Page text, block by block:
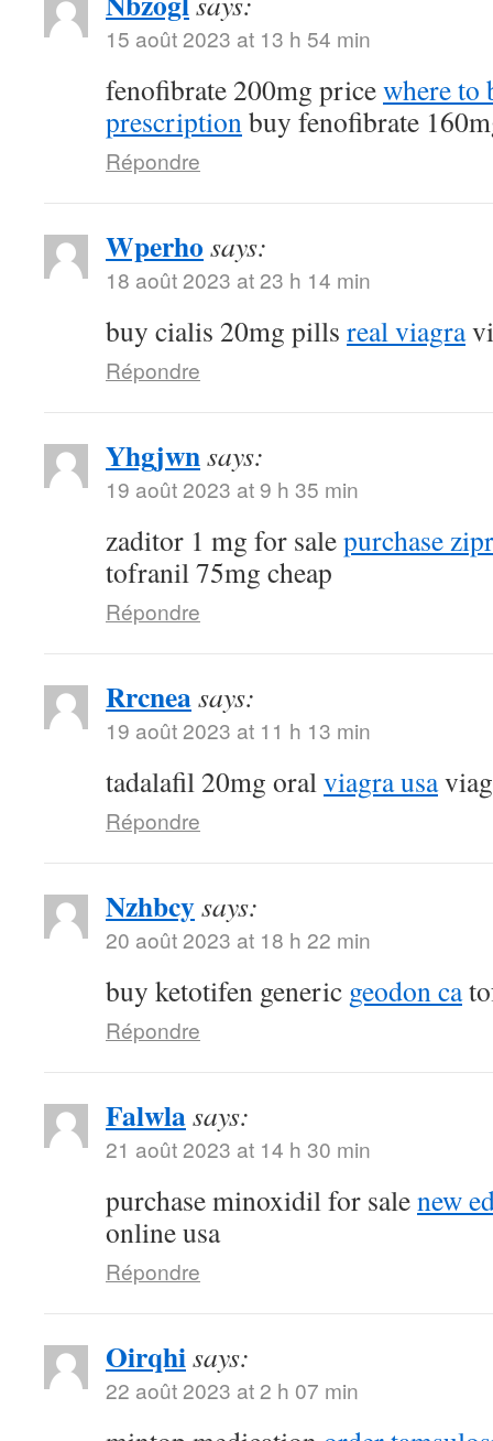
15 août 2023 at 13 h 54 min
fenofibrate 200mg pricewhere to
prescriptionbuy fenofibrate
Répondre
Wperho says:
18 août 2023 at 23 h 14 min
buy cialis 20mg pills real viagra
Répondre
Yhgjwnsays:
19 août 2023 at 9 h 35 min
zaditor 1 mg for salepurchase
tofranil 75mg cheap
Répondre
Rrcneasays:
19 août 2023 at 11 h 13 min
tadalafil 20mg oralviagra usa
Répondre
Nzhbcysays:
20 août 2023 at 18 h 22 min
buy ketotifen generic geodon ca
Répondre
Falwlasays:
21 août 2023 at 14 h 30 min
purchase minoxidil for salenew
online usa
Répondre
Oirqhisays:
22 août 2023 at 2 h 07 min